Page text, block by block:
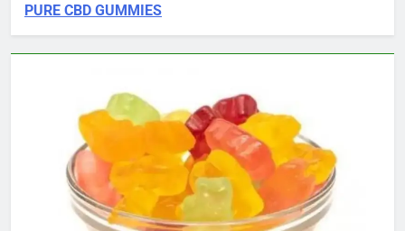
PURE CBD GUMMIES